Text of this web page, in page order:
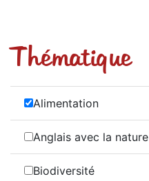
Thématique
Alimentation
Anglais avec la nature
Biodiversité